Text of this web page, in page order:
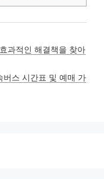
과적인 해결책을 찾아
버스 시간표 및 예매 가